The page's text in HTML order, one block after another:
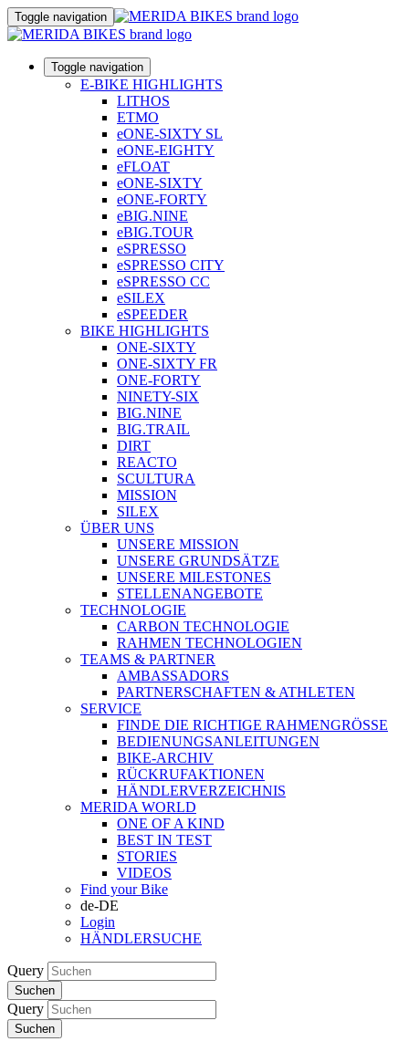
Toggle navigation
Toggle navigation
E-BIKE HIGHLIGHTS
LITHOS
ETMO
eONE-SIXTY SL
eONE-EIGHTY
eFLOAT
eONE-SIXTY
eONE-FORTY
eBIG.NINE
eBIG.TOUR
eSPRESSO
eSPRESSO CITY
eSPRESSO CC
eSILEX
eSPEEDER
BIKE HIGHLIGHTS
ONE-SIXTY
ONE-SIXTY FR
ONE-FORTY
NINETY-SIX
BIG.NINE
BIG.TRAIL
DIRT
REACTO
SCULTURA
MISSION
SILEX
ÜBER UNS
UNSERE MISSION
UNSERE GRUNDSÄTZE
UNSERE MILESTONES
STELLENANGEBOTE
TECHNOLOGIE
CARBON TECHNOLOGIE
RAHMEN TECHNOLOGIEN
TEAMS & PARTNER
AMBASSADORS
PARTNERSCHAFTEN & ATHLETEN
SERVICE
FINDE DIE RICHTIGE RAHMENGRÖSSE
BEDIENUNGSANLEITUNGEN
BIKE-ARCHIV
RÜCKRUFAKTIONEN
HÄNDLERVERZEICHNIS
MERIDA WORLD
ONE OF A KIND
BEST IN TEST
STORIES
VIDEOS
Find your Bike
de-DE
Login
HÄNDLERSUCHE
Query
Suchen
Query
Suchen